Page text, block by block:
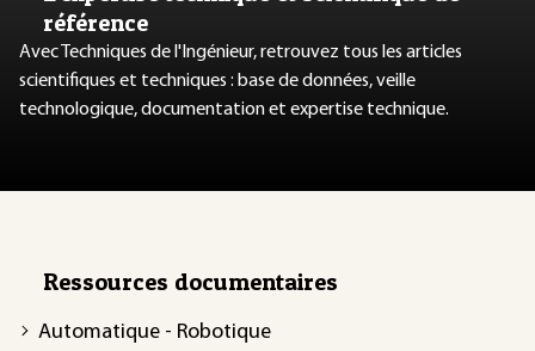
référence
Avec Techniques de l'Ingénieur, retrouvez tous les articles
scientifiques et techniques : base de données, veille
technologique, documentation et expertise technique.
Ressources documentaires
Automatique - Robotique